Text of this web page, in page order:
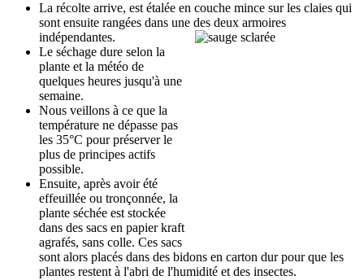
La récolte arrive, est étalée en couche mince sur les claies qui
sont ensuite rangées dans une des deux armoires
indépendantes.
Le séchage dure selon la
plante et la météo de
quelques heures jusqu'à une
semaine.
Nous veillons à ce que la
température ne dépasse pas
les 35°C pour préserver le
plus de principes actifs
possible.
Ensuite, après avoir été
effeuillée ou tronçonnée, la
plante séchée est stockée
dans des sacs en papier kraft
agrafés, sans colle. Ces sacs
sont alors placés dans des bidons en carton dur pour que les
plantes restent à l'abri de l'humidité et des insectes.